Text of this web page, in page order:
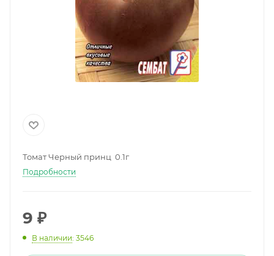
Томат Черный принц 0.1г
Подробности
9 ₽
В наличии: 3546